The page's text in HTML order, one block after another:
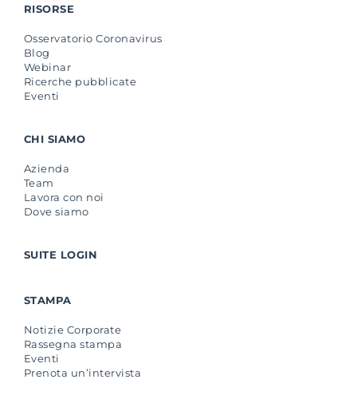
RISORSE
Osservatorio Coronavirus
Blog
Webinar
Ricerche pubblicate
Eventi
CHI SIAMO
Azienda
Team
Lavora con noi
Dove siamo
SUITE LOGIN
STAMPA
Notizie Corporate
Rassegna stampa
Eventi
Prenota un’intervista